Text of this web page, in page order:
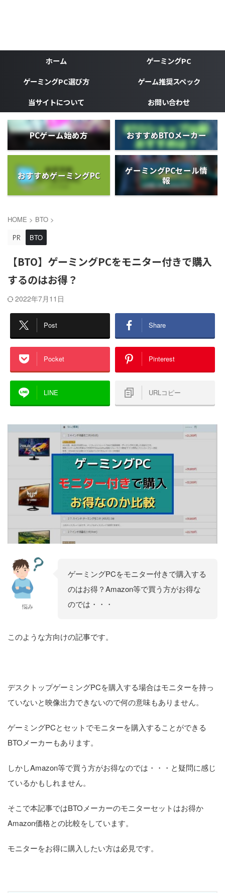
ホーム
ゲーミングPC
ゲーミングPC選び方
ゲーム推奨スペック
当サイトについて
お問い合わせ
PCゲーム始め方 おすすめBTOメーカー
おすすめゲーミングPC
ゲーミングPCセール情
報
HOME > BTO >
BTO
【BTO】ゲーミングPCをモニター付きで購入
するのはお得？
2022年7月11日
Post Share
Pocket Pinterest
LINE URLコピー
悩み
ゲーミングPCをモニター付きで購入する
のはお得？Amazon等で買う方がお得な
のでは・・・
このような方向けの記事です。
デスクトップゲーミングPCを購入する場合はモニターを持っ
ていないと映像出力できないので何の意味もありません。
ゲーミングPCとセットでモニターを購入することができる
BTOメーカーもあります。
しかしAmazon等で買う方がお得なのでは・・・と疑問に感じ
ているかもしれません。
そこで本記事ではBTOメーカーのモニターセットはお得か
Amazon価格との比較をしています。
モニターをお得に購入したい方は必見です。